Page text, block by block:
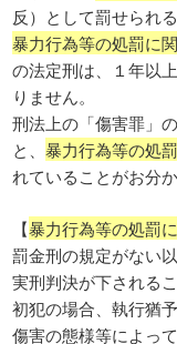
反）として罰せられ
暴力行為等の処罰に
の法定刑は、１年以
りません。
刑法上の「傷害罪」
と、暴力行為等の処
れていることがお分
【暴力行為等の処罰
罰金刑の規定がない
実刑判決が下される
初犯の場合、執行猶
傷害の態様等によっ